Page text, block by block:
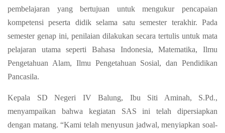
pembelajaran yang bertujuan untuk mengukur pencapaian
kompetensi peserta didik selama satu semester terakhir. Pada
semester genap ini, penilaian dilakukan secara tertulis untuk mata
pelajaran utama seperti Bahasa Indonesia, Matematika, Ilmu
Pengetahuan Alam, Ilmu Pengetahuan Sosial, dan Pendidikan
Pancasila.
Kepala SD Negeri IV Balung, Ibu Siti Aminah, S.Pd.,
menyampaikan bahwa kegiatan SAS ini telah dipersiapkan
dengan matang. “Kami telah menyusun jadwal, menyiapkan soal-